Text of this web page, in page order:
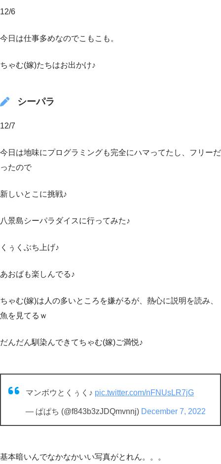
12/6
今日は仕事多めなのでこもこも。
ちゃむ(嫁)たちはお出かけ♪
シーパラ
12/7
今日は地味にプログラミングも完全にハマってたし、フリーだ
ったので
新しいとこに挑戦♪
八景島シーパラダイスに行ってみた♪
くぅくぶち上げ♪
あおばも楽しんでる♪
ちゃむ(嫁)は人の多いところを嫌がるが、熱心に説明を読み、
魚を見てるｗ
だんだん馴染んできてちゃむ(嫁)ご満悦♪
マンボウとくぅく♪ pic.twitter.com/nFNUsLR7jG
— ぱぱち (@f843b3zJDQmvnnj) December 7, 2022
基本暗いんでなかなかいい写真がとれん。。。